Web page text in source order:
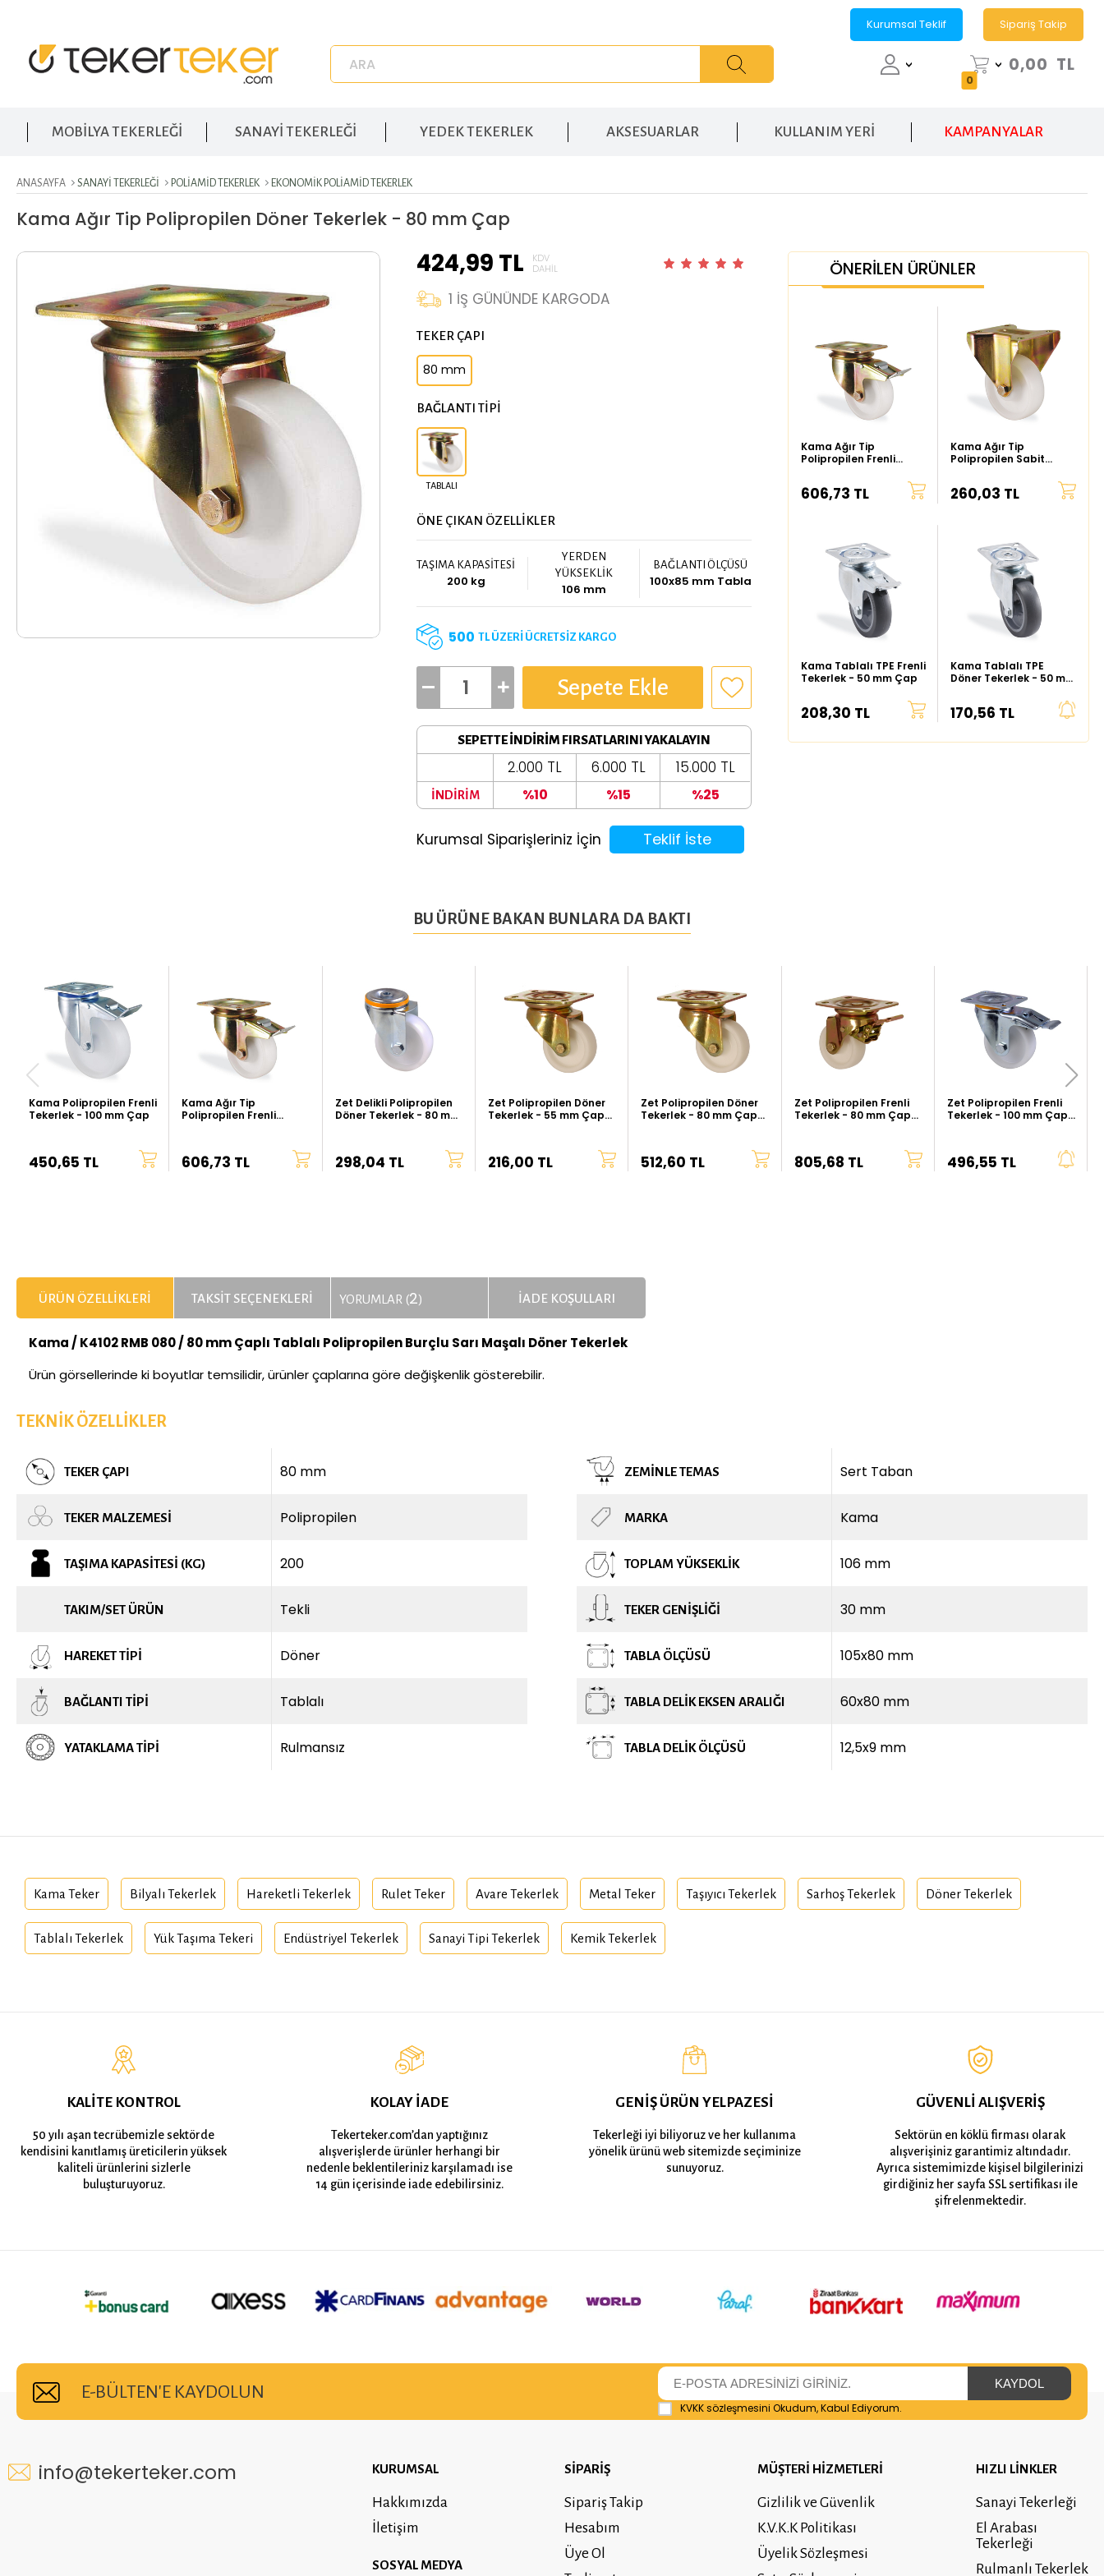
Kurumsal Teklif Sipariş Takip
0
0,00 TL
MOBİLYA TEKERLEĞİ SANAYİ TEKERLEĞİ YEDEK TEKERLEK AKSESUARLAR KULLANIM YERİ KAMPANYALAR
ANASAYFA SANAYI TEKERLEĞI POLIAMID TEKERLEK EKONOMIK POLIAMID TEKERLEK
Kama Ağır Tip Polipropilen Döner Tekerlek - 80 mm Çap
424,99 TL
KDV
DAHIL
1 İŞ GÜNÜNDE KARGODA
TEKER ÇAPI
80 mm
BAĞLANTI TİPİ
TABLALI
ÖNE ÇIKAN ÖZELLİKLER
TAŞIMA KAPASİTESİ
200 kg
YERDEN
YÜKSEKLİK
106 mm
BAĞLANTI ÖLÇÜSÜ
100x85 mm Tabla
500 TL ÜZERİ ÜCRETSİZ KARGO
Sepete Ekle
SEPETTE İNDİRİM FIRSATLARINI YAKALAYIN
2.000 TL 6.000 TL 15.000 TL
İNDİRİM %10 %15 %25
Kurumsal Siparişleriniz İçin Teklif İste
ÖNERİLEN ÜRÜNLER
Kama Ağır Tip
Polipropilen Frenli
606,73 TL
Kama Ağır Tip
Polipropilen Sabit
260,03 TL
Kama Tablalı TPE Frenli
Tekerlek - 50 mm Çap
208,30 TL
Kama Tablalı TPE
Döner Tekerlek - 50 mm
170,56 TL
BU ÜRÜNE BAKAN BUNLARA DA BAKTI
Kama Polipropilen Frenli
Tekerlek - 100 mm Çap
450,65 TL
Kama Ağır Tip
Polipropilen Frenli
606,73 TL
Zet Delikli Polipropilen
Döner Tekerlek - 80 mm
298,04 TL
Zet Polipropilen Döner
Tekerlek - 55 mm Çap
216,00 TL
Zet Polipropilen Döner
Tekerlek - 80 mm Çap
512,60 TL
Zet Polipropilen Frenli
Tekerlek - 80 mm Çap
805,68 TL
Zet Polipropilen Frenli
Tekerlek - 100 mm Çap
496,55 TL
ÜRÜN ÖZELLIKLERI TAKSIT SEÇENEKLERI YORUMLAR (2) İADE KOŞULLARI
Kama / K4102 RMB 080 / 80 mm Çaplı Tablalı Polipropilen Burçlu Sarı Maşalı Döner Tekerlek
Ürün görsellerinde ki boyutlar temsilidir, ürünler çaplarına göre değişkenlik gösterebilir.
TEKNIK ÖZELLIKLER
TEKER ÇAPI 80 mm
TEKER MALZEMESI Polipropilen
TAŞIMA KAPASITESI (KG) 200
TAKIM/SET ÜRÜN Tekli
HAREKET TIPI Döner
BAĞLANTI TIPI Tablalı
YATAKLAMA TIPI Rulmansız
ZEMINLE TEMAS Sert Taban
MARKA Kama
TOPLAM YÜKSEKLIK 106 mm
TEKER GENIŞLIĞI 30 mm
TABLA ÖLÇÜSÜ 105x80 mm
TABLA DELIK EKSEN ARALIĞI 60x80 mm
TABLA DELIK ÖLÇÜSÜ 12,5x9 mm
Kama Teker Bilyalı Tekerlek Hareketli Tekerlek Rulet Teker Avare Tekerlek Metal Teker Taşıyıcı Tekerlek Sarhoş Tekerlek Döner Tekerlek
Tablalı Tekerlek Yük Taşıma Tekeri Endüstriyel Tekerlek Sanayi Tipi Tekerlek Kemik Tekerlek
KALİTE KONTROL
50 yılı aşan tecrübemizle sektörde
kendisini kanıtlamış üreticilerin yüksek
kaliteli ürünlerini sizlerle
buluşturuyoruz.
KOLAY İADE
Tekerteker.com’dan yaptığınız
alışverişlerde ürünler herhangi bir
nedenle beklentileriniz karşılamadı ise
14 gün içerisinde iade edebilirsiniz.
GENİŞ ÜRÜN YELPAZESİ
Tekerleği iyi biliyoruz ve her kullanıma
yönelik ürünü web sitemizde seçiminize
sunuyoruz.
GÜVENLİ ALIŞVERİŞ
Sektörün en köklü firması olarak
alışverişiniz garantimiz altındadır.
Ayrıca sistemimizde kişisel bilgilerinizi
girdiğiniz her sayfa SSL sertifikası ile
şifrelenmektedir.
E-BÜLTEN'E KAYDOLUN
KVKK sözleşmesini Okudum, Kabul Ediyorum.
info@tekerteker.com KURUMSAL
Hakkımızda
İletişim
SOSYAL MEDYA
SİPARİŞ
Sipariş Takip
Hesabım
Üye Ol
MÜŞTERİ HİZMETLERİ
Gizlilik ve Güvenlik
K.V.K.K Politikası
Üyelik Sözleşmesi
HIZLI LİNKLER
Sanayi Tekerleği
El Arabası
Tekerleği
Rulmanlı Tekerlek